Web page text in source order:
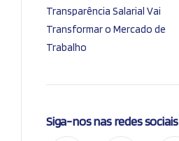
Transparência Salarial Vai
Transformar o Mercado de
Trabalho
Siga-nos nas redes sociais